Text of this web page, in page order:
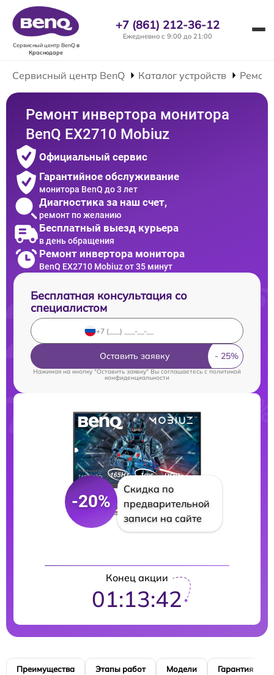
Сервисный центр BenQв
Краснодаре
+7 (861) 212-36-12
Ежедневно с 9:00 до 21:00
Сервисный центр BenQ Каталог устройств
Ремонт инвертора монитора
BenQ EX2710 Mobiuz
Официальный сервис
Гарантийное обслуживание
монитора BenQ до 3 лет
Диагностика за наш счет,
ремонт по желанию
Бесплатный выезд курьера
в день обращения
Ремонт инвертора монитора
BenQ EX2710 Mobiuz от 35 минут
Бесплатная консультация со
специалистом
Оставить заявку
Нажимая на кнопку "Оставить заявку" Вы соглашаетесь cполитикой
конфиденциальности
-20%
Скидка по
предварительной
записи на сайте
Конец акции
01:13:41
Преимущества Этапы работ Модели Гарантия